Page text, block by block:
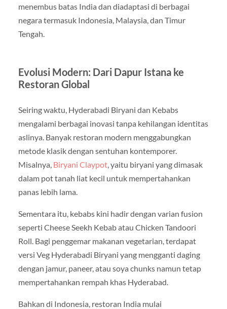
menembus batas India dan diadaptasi di berbagai
negara termasuk Indonesia, Malaysia, dan Timur
Tengah.
Evolusi Modern: Dari Dapur Istana ke
Restoran Global
Seiring waktu, Hyderabadi Biryani dan Kebabs
mengalami berbagai inovasi tanpa kehilangan identitas
aslinya. Banyak restoran modern menggabungkan
metode klasik dengan sentuhan kontemporer.
Misalnya, Biryani Claypot, yaitu biryani yang dimasak
dalam pot tanah liat kecil untuk mempertahankan
panas lebih lama.
Sementara itu, kebabs kini hadir dengan varian fusion
seperti Cheese Seekh Kebab atau Chicken Tandoori
Roll. Bagi penggemar makanan vegetarian, terdapat
versi Veg Hyderabadi Biryani yang mengganti daging
dengan jamur, paneer, atau soya chunks namun tetap
mempertahankan rempah khas Hyderabad.
Bahkan di Indonesia, restoran India mulai